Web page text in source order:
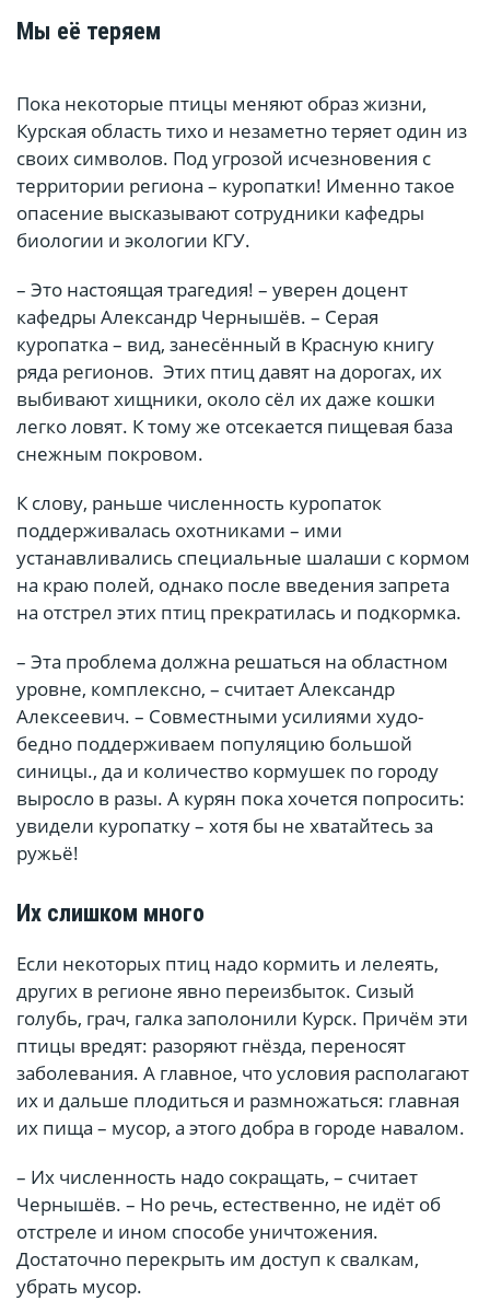
Мы её теряем
Пока некоторые птицы меняют образ жизни,
Курская область тихо и незаметно теряет один из
своих символов. Под угрозой исчезновения с
территории региона – куропатки! Именно такое
опасение высказывают сотрудники кафедры
биологии и экологии КГУ.
– Это настоящая трагедия! – уверен доцент
кафедры Александр Чернышёв. – Серая
куропатка – вид, занесённый в Красную книгу
ряда регионов. Этих птиц давят на дорогах, их
выбивают хищники, около сёл их даже кошки
легко ловят. К тому же отсекается пищевая база
снежным покровом.
К слову, раньше численность куропаток
поддерживалась охотниками – ими
устанавливались специальные шалаши с кормом
на краю полей, однако после введения запрета
на отстрел этих птиц прекратилась и подкормка.
– Эта проблема должна решаться на областном
уровне, комплексно, – считает Александр
Алексеевич. – Совместными усилиями худо-
бедно поддерживаем популяцию большой
синицы., да и количество кормушек по городу
выросло в разы. А курян пока хочется попросить:
увидели куропатку – хотя бы не хватайтесь за
ружьё!
Их слишком много
Если некоторых птиц надо кормить и лелеять,
других в регионе явно переизбыток. Сизый
голубь, грач, галка заполонили Курск. Причём эти
птицы вредят: разоряют гнёзда, переносят
заболевания. А главное, что условия располагают
их и дальше плодиться и размножаться: главная
их пища – мусор, а этого добра в городе навалом.
– Их численность надо сокращать, – считает
Чернышёв. – Но речь, естественно, не идёт об
отстреле и ином способе уничтожения.
Достаточно перекрыть им доступ к свалкам,
убрать мусор.